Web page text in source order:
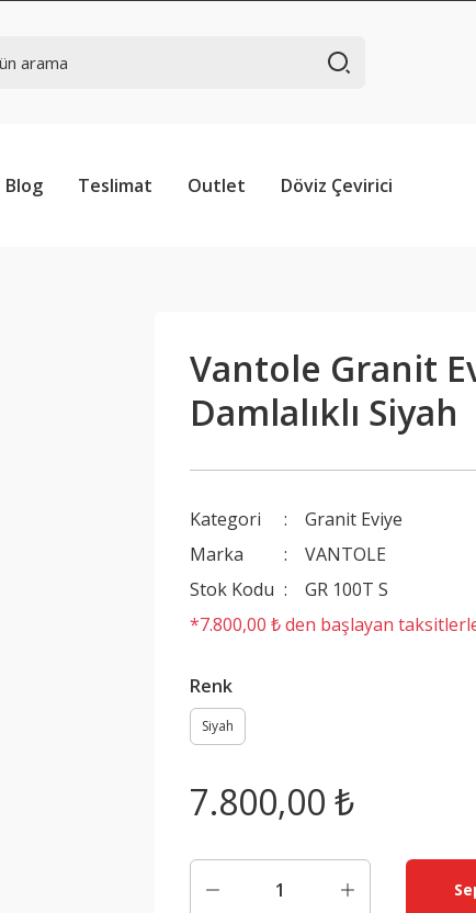
Blog Teslimat Outlet Döviz Çevirici
Vantole Granit
Damlalıklı Siyah
Kategori
Granit Eviye
Marka
VANTOLE
Stok Kodu
GR 100T S
*7.800,00 ₺ den başlayan
Renk
Siyah
7.800,00 ₺